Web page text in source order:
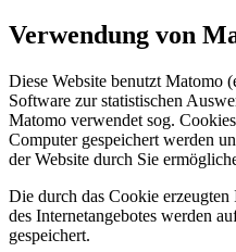
Verwendung von
Diese Website benutzt Matomo
Software zur statistischen
Matomo verwendet sog.
Computer gespeichert werden
der Website durch Sie
Die durch das Cookie
des Internetangebotes werden
gespeichert.